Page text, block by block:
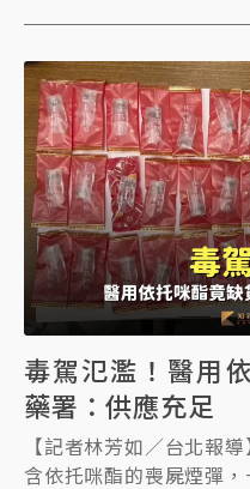
毒駕氾濫！醫用
藥署：供應充足
【記者林芳如／台北報
含依托咪酯的喪屍煙彈